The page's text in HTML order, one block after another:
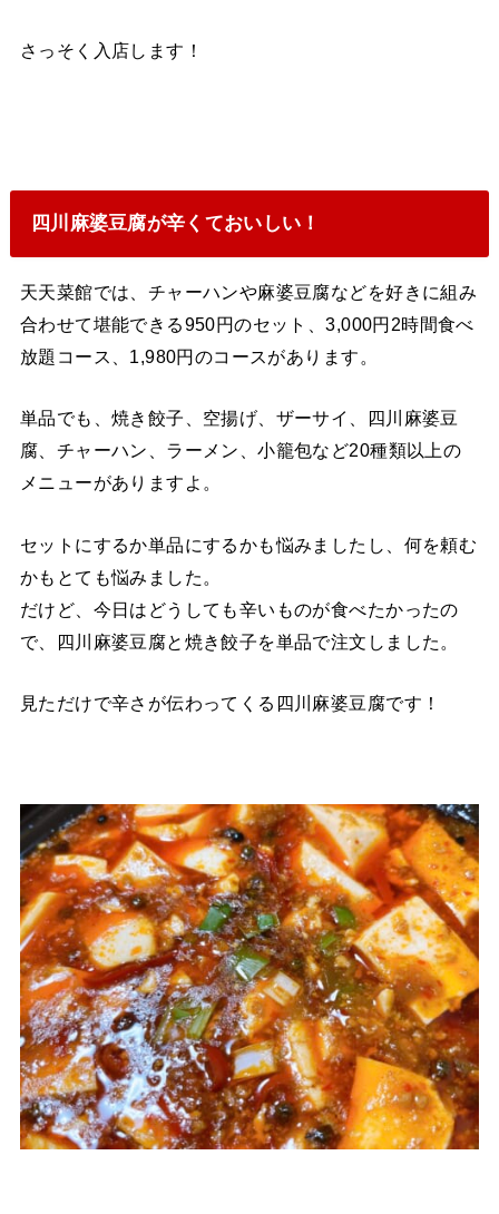
さっそく入店します！
四川麻婆豆腐が辛くておいしい！
天天菜館では、チャーハンや麻婆豆腐などを好きに組み
合わせて堪能できる950円のセット、3,000円2時間食べ
放題コース、1,980円のコースがあります。
単品でも、焼き餃子、空揚げ、ザーサイ、四川麻婆豆
腐、チャーハン、ラーメン、小籠包など20種類以上の
メニューがありますよ。
セットにするか単品にするかも悩みましたし、何を頼む
かもとても悩みました。
だけど、今日はどうしても辛いものが食べたかったの
で、四川麻婆豆腐と焼き餃子を単品で注文しました。
見ただけで辛さが伝わってくる四川麻婆豆腐です！